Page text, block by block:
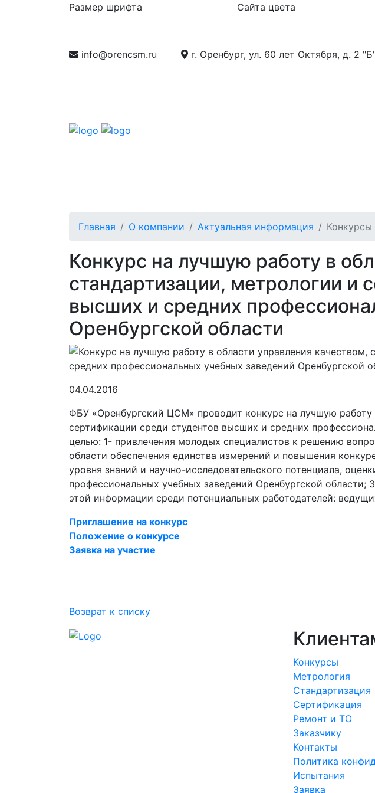
Размер шрифта Сайта цвета
info@orencsm.ru г. Оренбург, ул. 60 лет Октября, д. 2
Главная О компании Актуальная информация Конкурсы
Конкурс на лучшую работу в
стандартизации, метрологии и
высших и средних
Оренбургской области
04.04.2016
ФБУ «Оренбургский ЦСМ» проводит конкурс на лучшую работу
сертификации среди студентов высших и средних
целью: 1- привлечения молодых специалистов к решению
области обеспечения единства измерений и повышения
уровня знаний и научно-исследовательского потенциала,
профессиональных учебных заведений Оренбургской
этой информации среди потенциальных работодателей:
Приглашение на конкурс
Положение о конкурсе
Заявка на участие
Возврат к списку
Конкурсы
Метрология
Стандартизация
Сертификация
Ремонт и ТО
Заказчику
Контакты
Политика
Испытания
Заявка